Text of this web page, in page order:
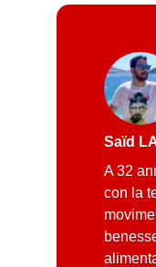
Saïd
A 32
con la